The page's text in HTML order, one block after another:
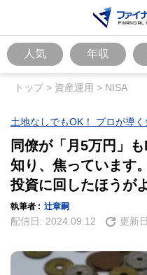
人気 年収
トップ> 資産運用 > NISA
土地なしでもOK！ プロが導
同僚が「月5万円」
知り、焦っています
投資に回したほうが
執筆者 : 辻章嗣
配信日: 2024.09.12 更新